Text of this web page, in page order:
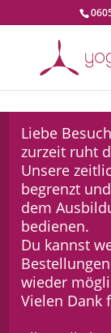
Liebe
zurzeit ruht
Unsere
begrenzt
dem
bedienen.
Du kannst
wieder
Vielen Dank